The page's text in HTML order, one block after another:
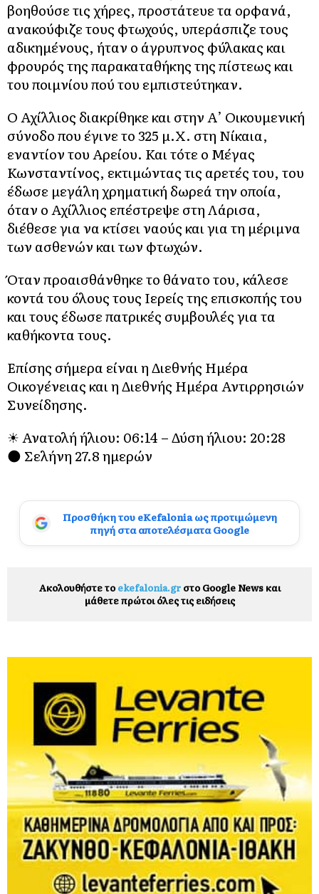
βοηθούσε τις χήρες, προστάτευε τα ορφανά,
ανακούφιζε τους φτωχούς, υπεράσπιζε τους
αδικημένους, ήταν ο άγρυπνος φύλακας και
φρουρός της παρακαταθήκης της πίστεως και
του ποιμνίου πού του εμπιστεύτηκαν.
Ο Αχίλλιος διακρίθηκε και στην Α’ Οικουμενική
σύνοδο που έγινε το 325 μ.Χ. στη Νίκαια,
εναντίον του Αρείου. Και τότε ο Μέγας
Κωνσταντίνος, εκτιμώντας τις αρετές του, του
έδωσε μεγάλη χρηματική δωρεά την οποία,
όταν ο Αχίλλιος επέστρεψε στη Λάρισα,
διέθεσε για να κτίσει ναούς και για τη μέριμνα
των ασθενών και των φτωχών.
Όταν προαισθάνθηκε το θάνατο του, κάλεσε
κοντά του όλους τους Ιερείς της επισκοπής του
και τους έδωσε πατρικές συμβουλές για τα
καθήκοντα τους.
Επίσης σήμερα είναι η Διεθνής Ημέρα
Οικογένειας και η Διεθνής Ημέρα Αντιρρησιών
Συνείδησης.
☀ Ανατολή ήλιου: 06:14 – Δύση ήλιου: 20:28
🌑 Σελήνη 27.8 ημερών
Προσθήκη του eKefalonia ως προτιμώμενη
πηγή στα αποτελέσματα Google
Ακολουθήστε το ekefalonia.grστο Google News και
μάθετε πρώτοι όλες τις ειδήσεις